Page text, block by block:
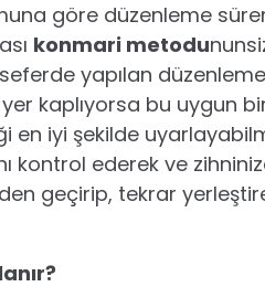
göre düzenleme
konmari metodu
yapılan
kaplıyorsa bu uygun
en iyi şekilde
kontrol ederek ve
geçirip, tekrar